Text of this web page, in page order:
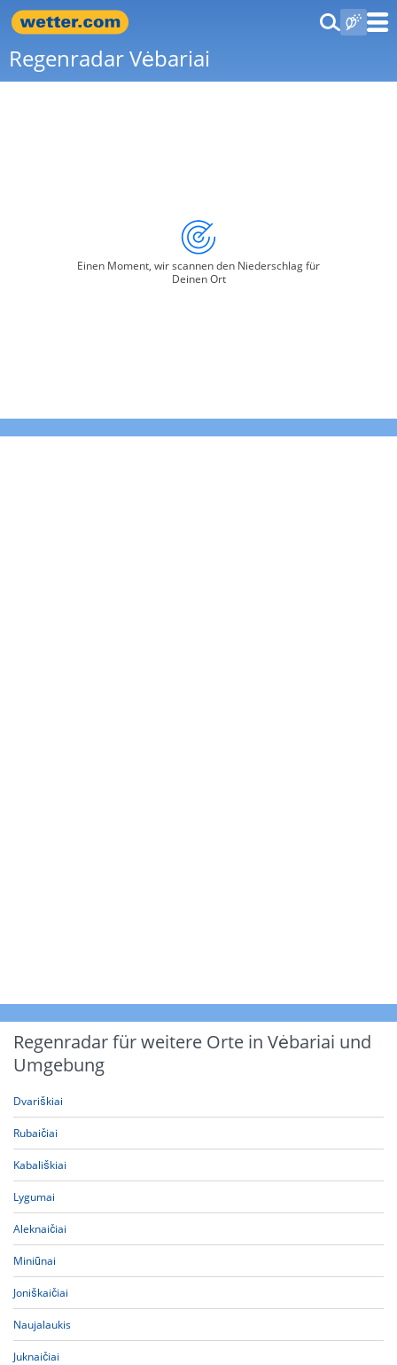
Regenradar Vėbariai
Einen Moment, wir scannen den Niederschlag für
Deinen Ort
Regenradar für weitere Orte in Vėbariai und
Umgebung
Dvariškiai
Rubaičiai
Kabališkiai
Lygumai
Aleknaičiai
Miniūnai
Joniškaičiai
Naujalaukis
Juknaičiai